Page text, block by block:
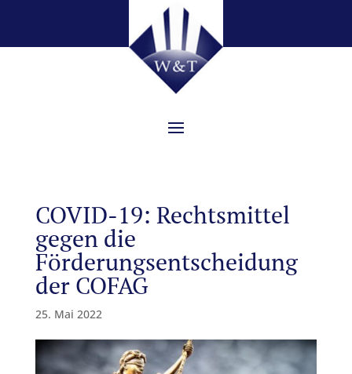
COVID-19: Rechtsmittel
gegen die
Förderungsentscheidung
der COFAG
25. Mai 2022